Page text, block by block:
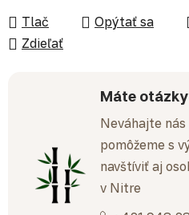
Tlač Opýtať sa
Zdieľať
Máte
Neváhajte
pomôžeme s
navštíviť aj
v Nitre